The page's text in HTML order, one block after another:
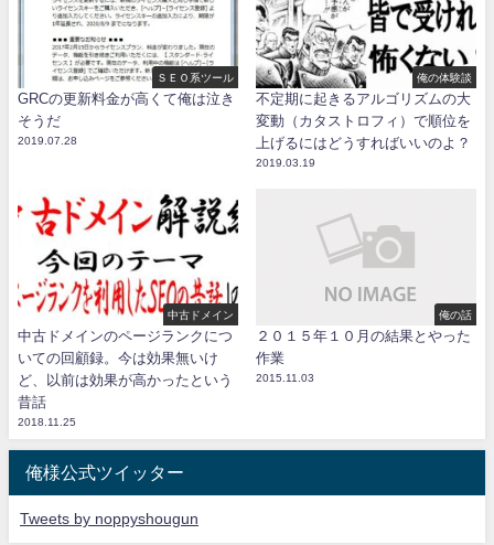
ＳＥＯ系ツール
GRCの更新料金が高くて俺は泣き
そうだ
2019.07.28
俺の体験談
不定期に起きるアルゴリズムの大
変動（カタストロフィ）で順位を
上げるにはどうすればいいのよ？
2019.03.19
中古ドメイン
中古ドメインのページランクにつ
いての回顧録。今は効果無いけ
ど、以前は効果が高かったという
昔話
2018.11.25
俺の話
２０１５年１０月の結果とやった
作業
2015.11.03
俺様公式ツイッター
Tweets by noppyshougun